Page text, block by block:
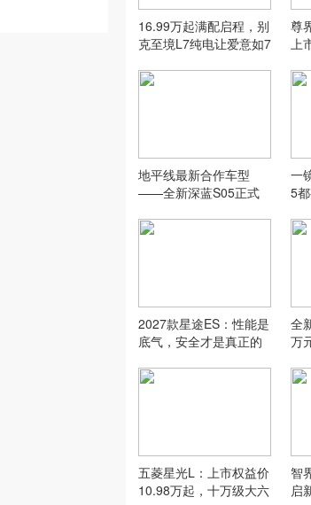
16.99万起满配启程，别
克至境L7纯电让爱意如7
尊
上
地平线最新合作车型
——全新深蓝S05正式
一
5
2027款星途ES：性能是
底气，安全才是真正的
全
万
五菱星光L：上市权益价
10.98万起，十万级大六
智
启